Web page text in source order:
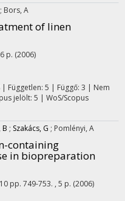
; Bors, A
of linen
p. (2006)
| Független: 5 | Függő: 3 | Nem
jelölt: 5 | WoS/Scopus
B ; Szakács, G ; Pomlényi, A
containing
in biopreparation
10 pp. 749-753. , 5 p. (2006)